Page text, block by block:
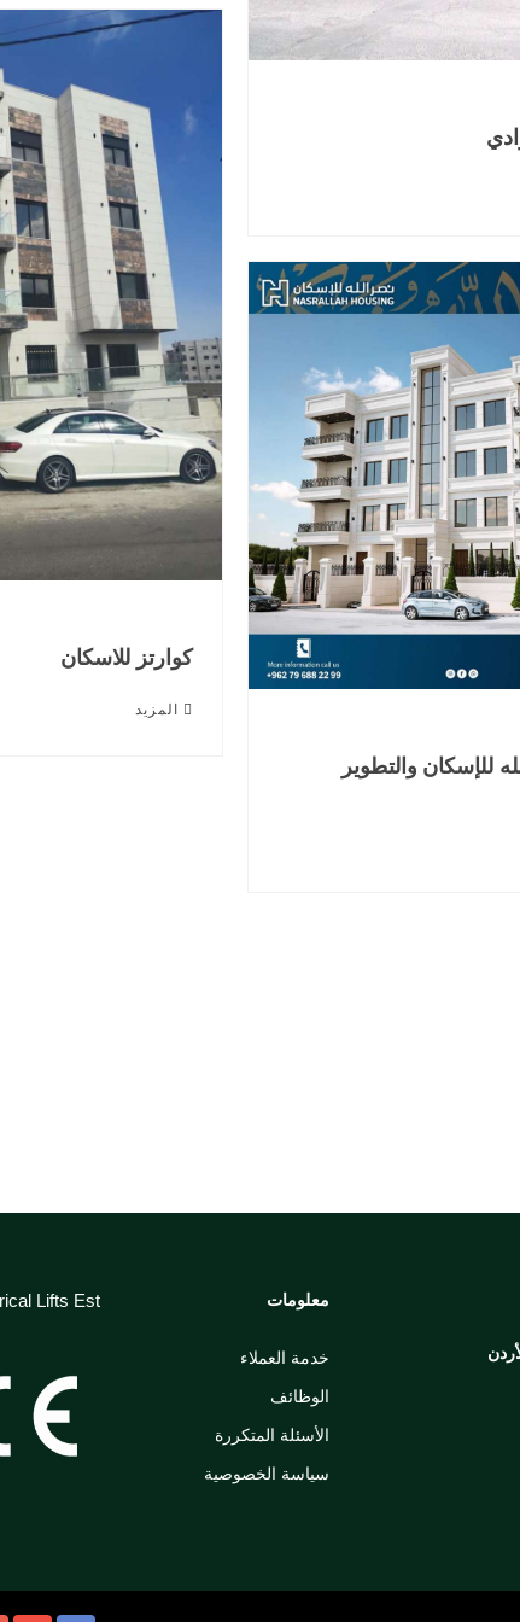
كوارتز للاسكان
للإسكان والتطوير
Lifts Est. معلومات
خدمة العملاء
الوظائف
الأسئلة المتكررة
سياسة الخصوصية